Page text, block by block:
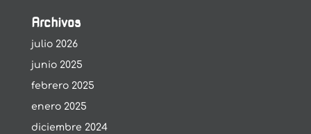
Archivos
julio 2026
junio 2025
febrero 2025
enero 2025
diciembre 2024